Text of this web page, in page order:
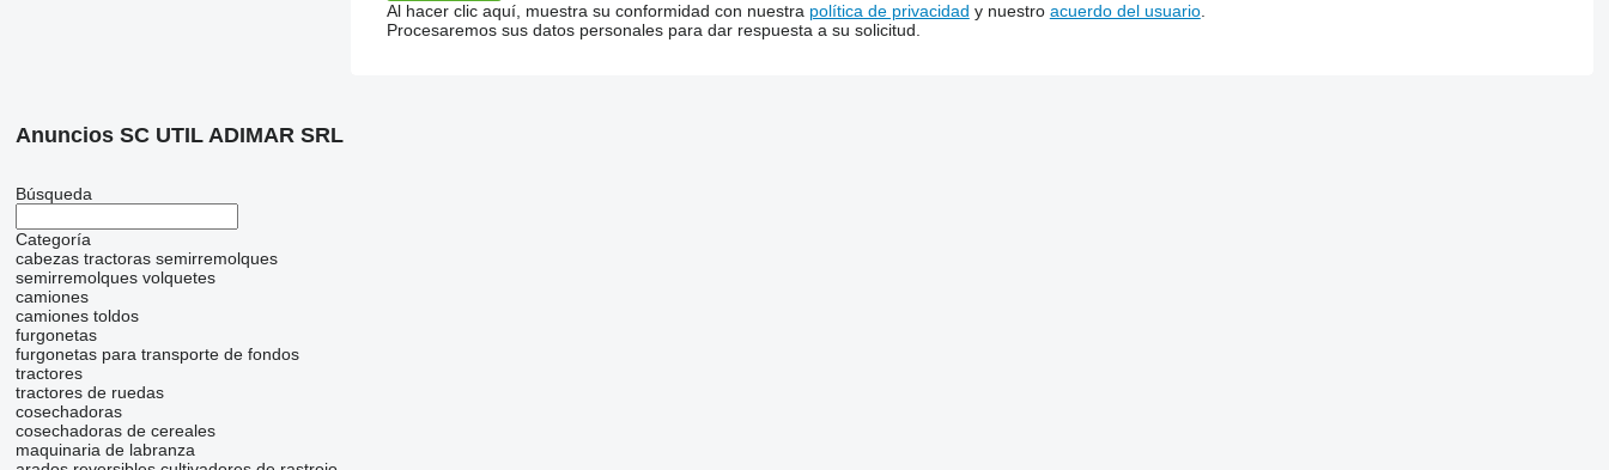
Al hacer clic aquí, muestra su conformidad con nuestra política de privacidad y nuestro acuerdo del usuario.
Procesaremos sus datos personales para dar respuesta a su solicitud.
Anuncios SC UTIL ADIMAR SRL
Búsqueda
Categoría
cabezas tractoras semirremolques
semirremolques volquetes
camiones
camiones toldos
furgonetas
furgonetas para transporte de fondos
tractores
tractores de ruedas
cosechadoras
cosechadoras de cereales
maquinaria de labranza